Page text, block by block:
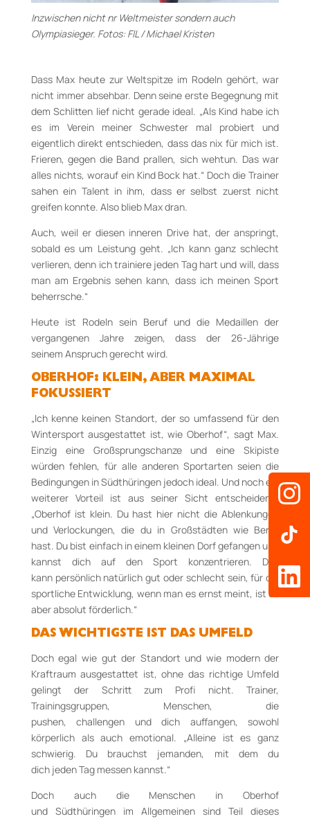
Inzwischen nicht nr Weltmeister sondern auch
Olympiasieger. Fotos: FIL / Michael Kristen
Dass Max heute zur Weltspitze im Rodeln gehört, war
nicht immer absehbar. Denn seine erste Begegnung mit
dem Schlitten lief nicht gerade ideal. „Als Kind habe ich
es im Verein meiner Schwester mal probiert und
eigentlich direkt entschieden, dass das nix für mich ist.
Frieren, gegen die Band prallen, sich wehtun. Das war
alles nichts, worauf ein Kind Bock hat.“ Doch die Trainer
sahen ein Talent in ihm, dass er selbst zuerst nicht
greifen konnte. Also blieb Max dran.
Auch, weil er diesen inneren Drive hat, der anspringt,
sobald es um Leistung geht. „Ich kann ganz schlecht
verlieren, denn ich trainiere jeden Tag hart und will, dass
man am Ergebnis sehen kann, dass ich meinen Sport
beherrsche.“
Heute ist Rodeln sein Beruf und die Medaillen der
vergangenen Jahre zeigen, dass der 26-Jährige
seinem Anspruch gerecht wird.
OBERHOF: KLEIN, ABER MAXIMAL
FOKUSSIERT
„Ich kenne keinen Standort, der so umfassend für den
Wintersport ausgestattet ist, wie Oberhof“, sagt Max.
Einzig eine Großsprungschanze und eine Skipiste
würden fehlen, für alle anderen Sportarten seien die
Bedingungen in Südthüringen jedoch ideal. Und noch ein
weiterer Vorteil ist aus seiner Sicht entscheidend.
„Oberhof ist klein. Du hast hier nicht die Ablenkungen
und Verlockungen, die du in Großstädten wie Berlin
hast. Du bist einfach in einem kleinen Dorf gefangen und
kannst dich auf den Sport konzentrieren. Das
kann persönlich natürlich gut oder schlecht sein, für die
sportliche Entwicklung, wenn man es ernst meint, ist es
aber absolut förderlich.“
DAS WICHTIGSTE IST DAS UMFELD
Doch egal wie gut der Standort und wie modern der
Kraftraum ausgestattet ist, ohne das richtige Umfeld
gelingt der Schritt zum Profi nicht. Trainer,
Trainingsgruppen, Menschen, die
pushen, challengen und dich auffangen, sowohl
körperlich als auch emotional. „Alleine ist es ganz
schwierig. Du brauchst jemanden, mit dem du
dich jeden Tag messen kannst.“
Doch auch die Menschen in Oberhof
und Südthüringen im Allgemeinen sind Teil dieses